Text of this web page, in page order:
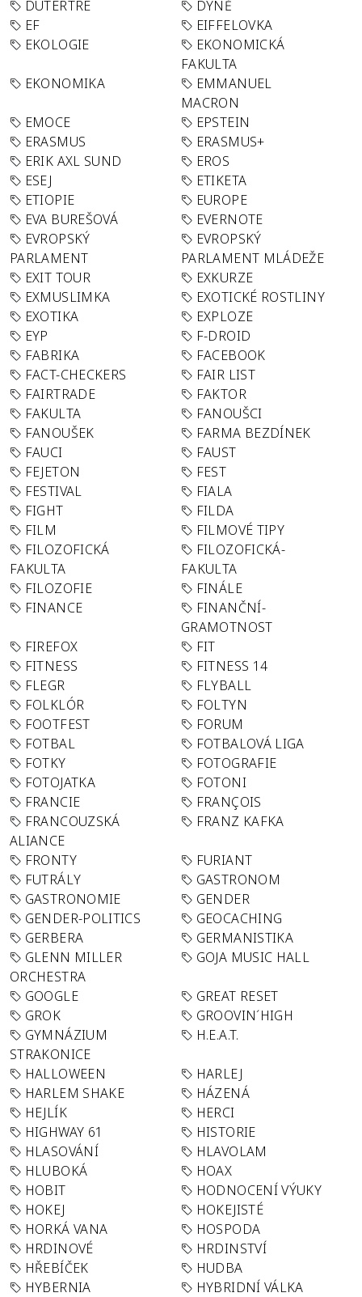
DUTERTRE
DÝNĚ
EF
EIFFELOVKA
EKOLOGIE
EKONOMICKÁ
FAKULTA
EKONOMIKA
EMMANUEL
MACRON
EMOCE
EPSTEIN
ERASMUS
ERASMUS+
ERIK AXL SUND
EROS
ESEJ
ETIKETA
ETIOPIE
EUROPE
EVA BUREŠOVÁ
EVERNOTE
EVROPSKÝ
PARLAMENT
EVROPSKÝ
PARLAMENT MLÁDEŽE
EXIT TOUR
EXKURZE
EXMUSLIMKA
EXOTICKÉ ROSTLINY
EXOTIKA
EXPLOZE
EYP
F-DROID
FABRIKA
FACEBOOK
FACT-CHECKERS
FAIR LIST
FAIRTRADE
FAKTOR
FAKULTA
FANOUŠCI
FANOUŠEK
FARMA BEZDÍNEK
FAUCI
FAUST
FEJETON
FEST
FESTIVAL
FIALA
FIGHT
FILDA
FILM
FILMOVÉ TIPY
FILOZOFICKÁ
FAKULTA
FILOZOFICKÁ-
FAKULTA
FILOZOFIE
FINÁLE
FINANCE
FINANČNÍ-
GRAMOTNOST
FIREFOX
FIT
FITNESS
FITNESS 14
FLEGR
FLYBALL
FOLKLÓR
FOLTYN
FOOTFEST
FORUM
FOTBAL
FOTBALOVÁ LIGA
FOTKY
FOTOGRAFIE
FOTOJATKA
FOTONI
FRANCIE
FRANÇOIS
FRANCOUZSKÁ
ALIANCE
FRANZ KAFKA
FRONTY
FURIANT
FUTRÁLY
GASTRONOM
GASTRONOMIE
GENDER
GENDER-POLITICS
GEOCACHING
GERBERA
GERMANISTIKA
GLENN MILLER
ORCHESTRA
GOJA MUSIC HALL
GOOGLE
GREAT RESET
GROK
GROOVIN´HIGH
GYMNÁZIUM
STRAKONICE
H.E.A.T.
HALLOWEEN
HARLEJ
HARLEM SHAKE
HÁZENÁ
HEJLÍK
HERCI
HIGHWAY 61
HISTORIE
HLASOVÁNÍ
HLAVOLAM
HLUBOKÁ
HOAX
HOBIT
HODNOCENÍ VÝUKY
HOKEJ
HOKEJISTÉ
HORKÁ VANA
HOSPODA
HRDINOVÉ
HRDINSTVÍ
HŘEBÍČEK
HUDBA
HYBERNIA
HYBRIDNÍ VÁLKA